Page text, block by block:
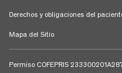
Derechos y obligaciones del
Mapa del Sitio
Permiso COFEPRIS